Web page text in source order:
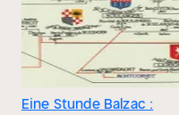
Eine Stunde Balzac :